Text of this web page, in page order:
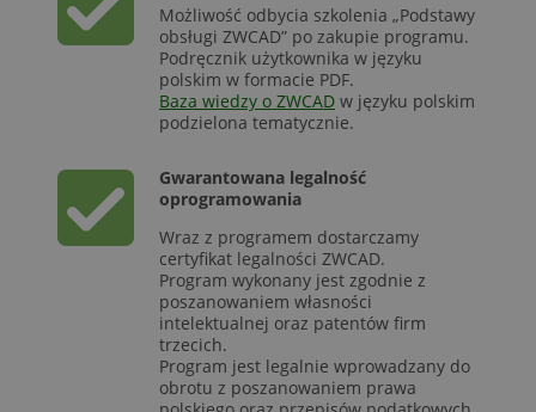
Możliwość odbycia szkolenia „Podstawy
obsługi ZWCAD” po zakupie programu.
Podręcznik użytkownika w języku
polskim w formacie PDF.
Baza wiedzy o ZWCAD w języku polskim
podzielona tematycznie.
Gwarantowana legalność
oprogramowania
Wraz z programem dostarczamy
certyfikat legalności ZWCAD.
Program wykonany jest zgodnie z
poszanowaniem własności
intelektualnej oraz patentów firm
trzecich.
Program jest legalnie wprowadzany do
obrotu z poszanowaniem prawa